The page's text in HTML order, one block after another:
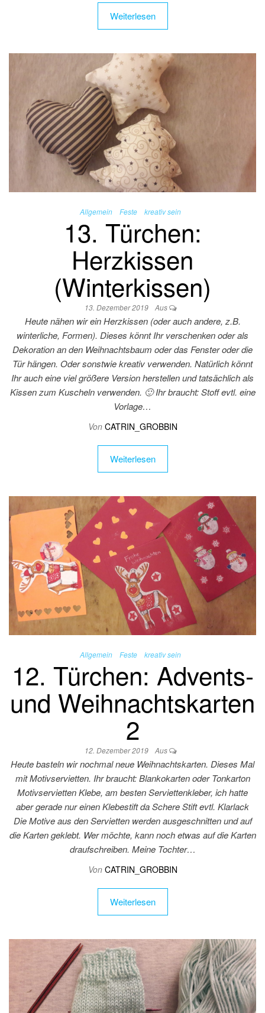
Weiterlesen
Allgemein Feste kreativ sein
13. Türchen:
Herzkissen
(Winterkissen)
13. Dezember 2019 Aus
Heute nähen wir ein Herzkissen (oder auch andere, z.B.
winterliche, Formen). Dieses könnt Ihr verschenken oder als
Dekoration an den Weihnachtsbaum oder das Fenster oder die
Tür hängen. Oder sonstwie kreativ verwenden. Natürlich könnt
Ihr auch eine viel größere Version herstellen und tatsächlich als
Kissen zum Kuscheln verwenden. 🙂 Ihr braucht: Stoff evtl. eine
Vorlage…
Von CATRIN_GROBBIN
Weiterlesen
Allgemein Feste kreativ sein
12. Türchen: Advents-
und Weihnachtskarten
2
12. Dezember 2019 Aus
Heute basteln wir nochmal neue Weihnachtskarten. Dieses Mal
mit Motivservietten. Ihr braucht: Blankokarten oder Tonkarton
Motivservietten Klebe, am besten Serviettenkleber, ich hatte
aber gerade nur einen Klebestift da Schere Stift evtl. Klarlack
Die Motive aus den Servietten werden ausgeschnitten und auf
die Karten geklebt. Wer möchte, kann noch etwas auf die Karten
draufschreiben. Meine Tochter…
Von CATRIN_GROBBIN
Weiterlesen